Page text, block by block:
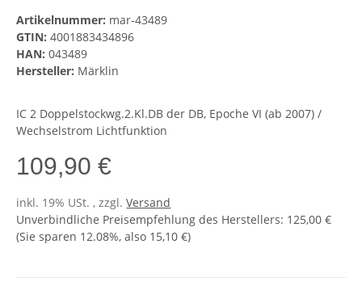
Artikelnummer: mar-43489
GTIN: 4001883434896
HAN: 043489
Hersteller: Märklin
IC 2 Doppelstockwg.2.Kl.DB der DB, Epoche VI (ab 2007) /
Wechselstrom Lichtfunktion
109,90 €
inkl. 19% USt. , zzgl.Versand
Unverbindliche Preisempfehlung des Herstellers: 125,00 €
(Sie sparen 12.08%, also 15,10 €)